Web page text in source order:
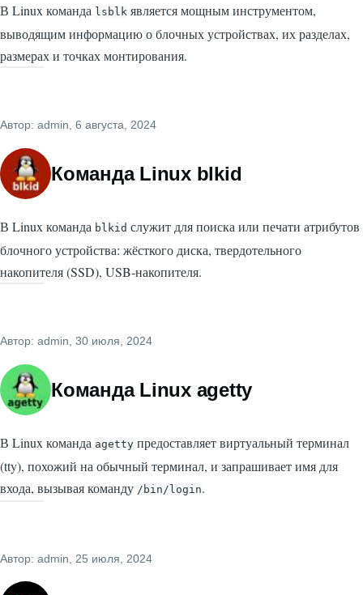
В Linux команда lsblk является мощным инструментом,
выводящим информацию о блочных устройствах, их разделах,
размерах и точках монтирования.
Автор: admin , 6 августа, 2024
Команда Linux blkid
В Linux команда blkid служит для поиска или печати атрибутов
блочного устройства: жёсткого диска, твердотельного
накопителя (SSD), USB-накопителя.
Автор: admin , 30 июля, 2024
Команда Linux agetty
В Linux команда agetty предоставляет виртуальный терминал
(tty), похожий на обычный терминал, и запрашивает имя для
входа, вызывая команду /bin/login.
Автор: admin , 25 июля, 2024